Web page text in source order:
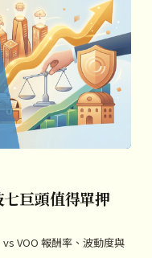
巨頭值得單押
VOO 報酬率、波動度與